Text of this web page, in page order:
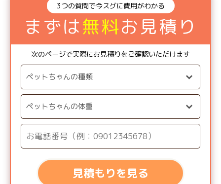
3つの質問で今スグに費用がわかる
まずは無料お見積り
次のページで実際にお見積りをご確認いただけます
見積もりを見る